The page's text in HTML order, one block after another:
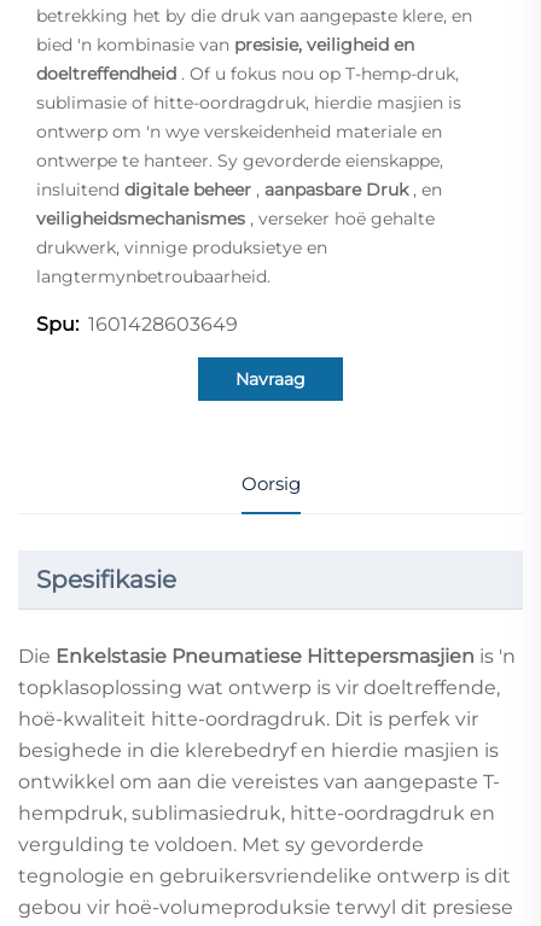
betrekking het by die druk van aangepaste klere, en
bied 'n kombinasie van presisie, veiligheid en
doeltreffendheid . Of u fokus nou op T-hemp-druk,
sublimasie of hitte-oordragdruk, hierdie masjien is
ontwerp om 'n wye verskeidenheid materiale en
ontwerpe te hanteer. Sy gevorderde eienskappe,
insluitend digitale beheer , aanpasbare Druk , en
veiligheidsmechanismes , verseker hoë gehalte
drukwerk, vinnige produksietye en
langtermynbetroubaarheid.
Spu: 1601428603649
Navraag
Oorsig
Spesifikasie
Die Enkelstasie Pneumatiese Hittepersmasjien is 'n
topklasoplossing wat ontwerp is vir doeltreffende,
hoë-kwaliteit hitte-oordragdruk. Dit is perfek vir
besighede in die klerebedryf en hierdie masjien is
ontwikkel om aan die vereistes van aangepaste T-
hempdruk, sublimasiedruk, hitte-oordragdruk en
vergulding te voldoen. Met sy gevorderde
tegnologie en gebruikersvriendelike ontwerp is dit
gebou vir hoë-volumeproduksie terwyl dit presiese